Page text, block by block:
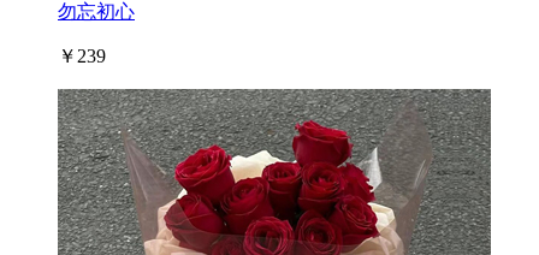
勿忘初心
￥239